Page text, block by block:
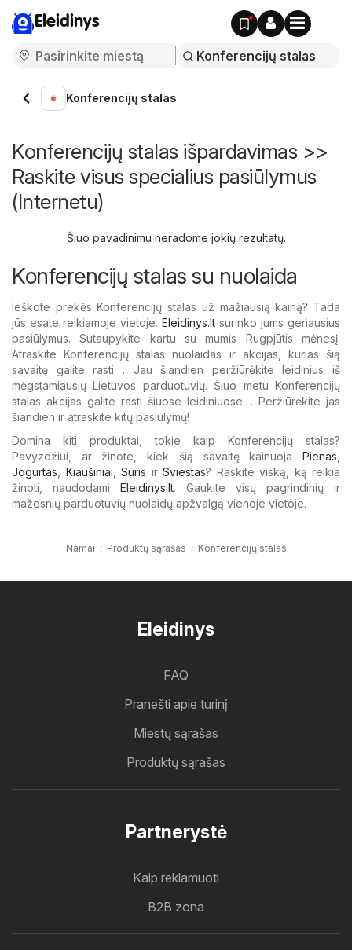
Eleidinys
Konferencijų stalas
Konferencijų stalas išpardavimas >>
Raskite visus specialius pasiūlymus
(Internetu)
Šiuo pavadinimu neradome jokių rezultatų.
Konferencijų stalas su nuolaida
Ieškote prekės Konferencijų stalas už mažiausią kainą? Tada
jūs esate reikiamoje vietoje. Eleidinys.lt surinko jums geriausius
pasiūlymus. Sutaupykite kartu su mumis Rugpjūtis mėnesį.
Atraskite Konferencijų stalas nuolaidas ir akcijas, kurias šią
savaitę galite rasti . Jau šiandien peržiūrėkite leidinius iš
mėgstamiausių Lietuvos parduotuvių. Šiuo metu Konferencijų
stalas akcijas galite rasti šiuose leidiniuose: . Peržiūrėkite jas
šiandien ir atraskite kitų pasiūlymų!
Domina kiti produktai, tokie kaip Konferencijų stalas?
Pavyzdžiui, ar žinote, kiek šią savaitę kainuoja Pienas
Jogurtas
Kiaušiniai Sūris ir Sviestas? Raskite viską, ką reikia
žinoti, naudodami Eleidinys.lt. Gaukite visų pagrindinių ir
mažesnių parduotuvių nuolaidų apžvalgą vienoje vietoje.
Namai Produktų sąrašas Konferencijų stalas
Eleidinys
FAQ
Pranešti apie turinį
Miestų sąrašas
Produktų sąrašas
Partnerystė
Kaip reklamuoti
B2B zona